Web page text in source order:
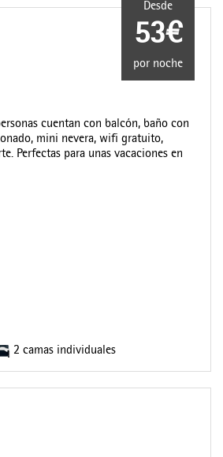
2 camas individuales
Desde
53€
por noche
cuentan con balcón, baño con
mini nevera, wifi gratuito,
Perfectas para unas vacaciones en